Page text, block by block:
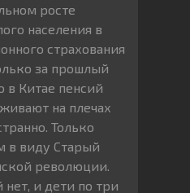
росте
населения в
страхования
за прошлый
в Китае пенсий
на плечах
Только
в виду Старый
революции.
нет, и дети по три